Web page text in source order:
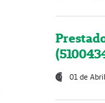
01 de